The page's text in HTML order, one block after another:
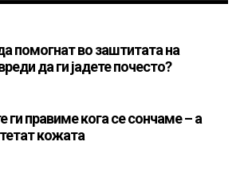
помогнат во заштитата на
да ги јадете почесто?
ги правиме кога се сончаме – а
кожата